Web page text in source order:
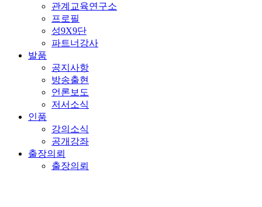
관계교육연구소
프로필
성9X9단
파트너강사
발품
공지사항
방송출현
언론보도
저서소식
인품
강의소식
공개강좌
출장의뢰
출장의뢰